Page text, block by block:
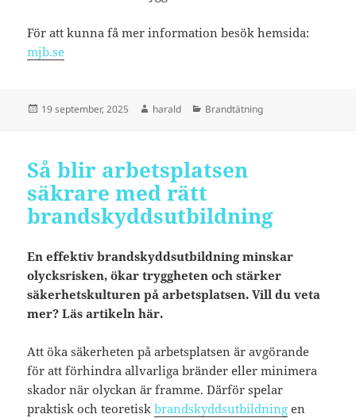
För att kunna få mer information besök hemsida:
mjb.se
Postat
19 september, 2025 Författare
harald Kategorier
Brandtätning
Så blir arbetsplatsen
säkrare med rätt
brandskyddsutbildning
En effektiv brandskyddsutbildning minskar
olycksrisken, ökar tryggheten och stärker
säkerhetskulturen på arbetsplatsen. Vill du veta
mer? Läs artikeln här.
Att öka säkerheten på arbetsplatsen är avgörande
för att förhindra allvarliga bränder eller minimera
skador när olyckan är framme. Därför spelar
praktisk och teoretiskbrandskyddsutbildning en